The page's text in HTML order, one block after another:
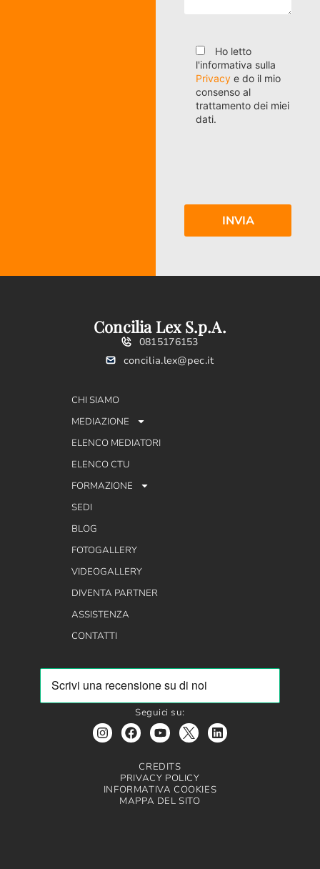
Ho letto
l'informativa sulla
Privacy e do il mio
consenso al
trattamento dei miei
dati.
Concilia Lex S.p.A.
0815176153
concilia.lex@pec.it
CHI SIAMO
MEDIAZIONE
ELENCO MEDIATORI
ELENCO CTU
FORMAZIONE
SEDI
BLOG
FOTOGALLERY
VIDEOGALLERY
DIVENTA PARTNER
ASSISTENZA
CONTATTI
Seguici su:
CREDITS
PRIVACY POLICY
INFORMATIVA COOKIES
MAPPA DEL SITO